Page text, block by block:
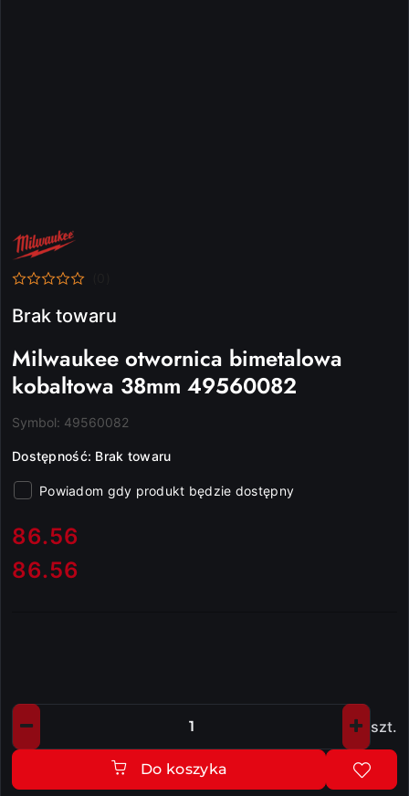
NAZWA
PRODUCENTA:
MILWAUKEE
Brak towaru
Milwaukee otwornica bimetalowa
kobaltowa 38mm 49560082
Symbol: 49560082
Dostępność: Brak towaru
Powiadom gdy produkt będzie dostępny
cena:
86.56
Cena:
86.56
Ilość szt.
Do koszyka